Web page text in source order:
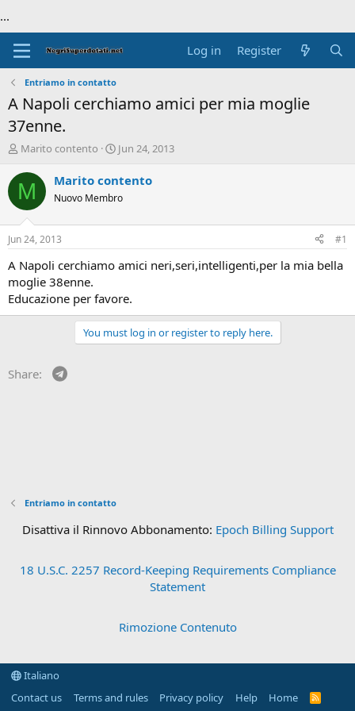
...
Log in Register
Entriamo in contatto
A Napoli cerchiamo amici per mia moglie
37enne.
T
r
e
d
t
a
t
e
r
Marito contento
S
a
t
t
e
Jun 24, 2013
M Marito contento
Nuovo Membro
Jun 24, 2013 #1
A Napoli cerchiamo amici neri,seri,intelligenti,per la mia bella
moglie 38enne.
Educazione per favore.
You must log in or register to reply here.
Share:
Entriamo in contatto
Disattiva il Rinnovo Abbonamento: Epoch Billing Support
18 U.S.C. 2257 Record-Keeping Requirements Compliance
Statement
Rimozione Contenuto
Italiano
Contact us
Terms and rules Privacy policy Help Home
R